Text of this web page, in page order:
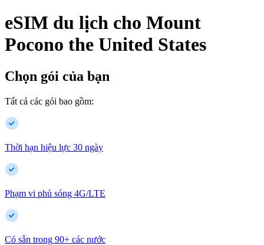
eSIM du lịch cho Mount
Pocono the United States
Chọn gói của bạn
Tất cả các gói bao gồm:
Thời hạn hiệu lực 30 ngày
Phạm vi phủ sóng 4G/LTE
Có sẵn trong 90+ các nước